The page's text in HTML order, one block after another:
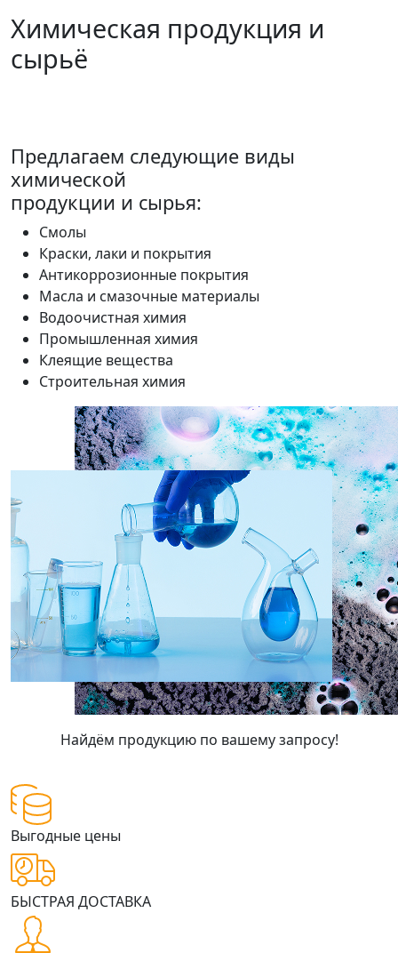
Химическая продукция и
сырьё
Предлагаем следующие виды
химической
продукции и сырья:
Смолы
Краски, лаки и покрытия
Антикоррозионные покрытия
Масла и смазочные материалы
Водоочистная химия
Промышленная химия
Клеящие вещества
Строительная химия
Найдём продукцию по вашему запросу!
Выгодные цены
БЫСТРАЯ ДОСТАВКА